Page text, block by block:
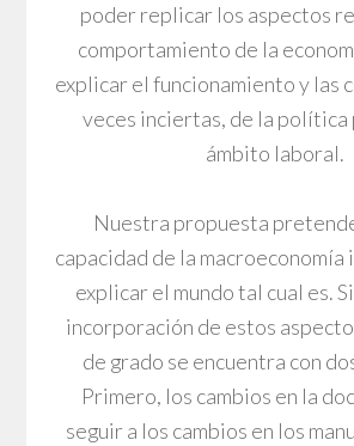
poder replicar los aspectos
comportamiento de la
explicar el funcionamiento y las
veces inciertas, de la política
ámbito laboral.
Nuestra propuesta
capacidad de la
explicar el mundo tal cual es.
incorporación de estos
de grado se encuentra con
Primero, los cambios en la
seguir a los cambios en los